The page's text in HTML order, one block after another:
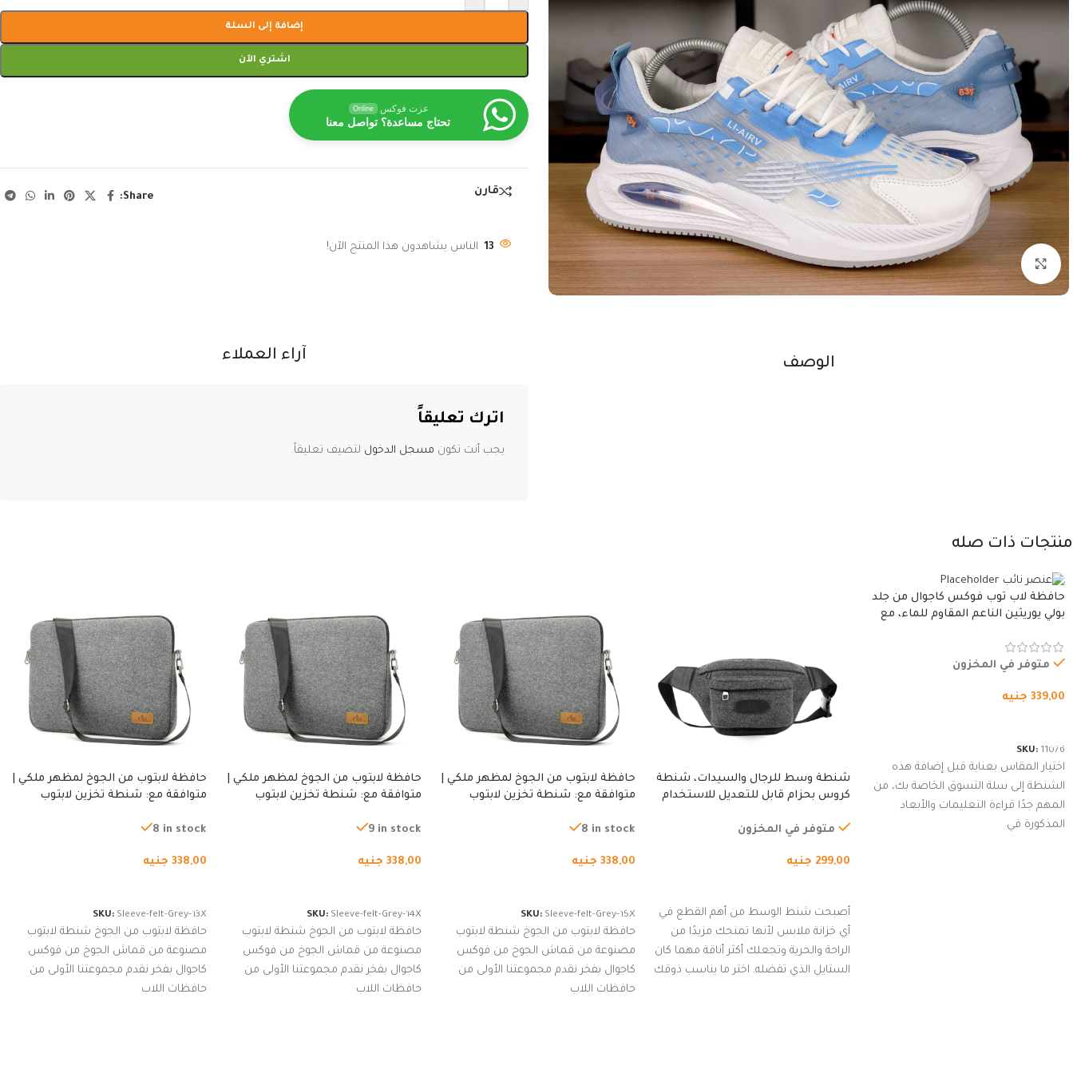
اضغط للتكبير
إضافة إلى السلة
اشتري الآن
عزت فوكس Online
تحتاج مساعدة؟ تواصل معنا
قارن Share:
13 الناس يشاهدون هذا المنتج الآن!
الوصف آراء العملاء
اترك تعليقاً
يجب أنت تكون مسجل الدخول لتضيف تعليقاً.
منتجات ذات صله
حافظة لاب توب فوكس كاجوال من جلد
بولي يوريثين الناعم المقاوم للماء، مع
متوفر في المخزون
339,00 جنيه
SKU: 11076
اختيار المقاس بعناية قبل إضافة هذه
الشنطة إلى سلة التسوق الخاصة بك، من
المهم جدًا قراءة التعليمات والأبعاد
المذكورة في
شنطة وسط للرجال والسيدات، شنطة
كروس بحزام قابل للتعديل للاستخدام
المشي لمسافات طويلة، وركوب
متوفر في المخزون
299,00 جنيه
أصبحت شنط الوسط من أهم القطع في
أي خزانة ملابس لأنها تمنحك مزيدًا من
الراحة والحرية وتجعلك أكثر أناقة مهما كان
الستايل الذي تفضله. اختر ما يناسب ذوقك
حافظة لابتوب من الجوخ لمظهر ملكي |
متوافقة مع: شنطة تخزين لابتوب
من الجوخ لجهاز نوت بوك والتابلت،
8 in stock
338,00 جنيه
SKU: Sleeve-felt-Grey-15X
حافظة لابتوب من الجوخ شنطة لابتوب
مصنوعة من قماش الجوخ من فوكس
كاجوال بفخر نقدم مجموعتنا الأولى من
حافظات اللاب
حافظة لابتوب من الجوخ لمظهر ملكي |
متوافقة مع: شنطة تخزين لابتوب
من الجوخ لجهاز نوت بوك والتابلت،
9 in stock
338,00 جنيه
SKU: Sleeve-felt-Grey-14X
حافظة لابتوب من الجوخ شنطة لابتوب
مصنوعة من قماش الجوخ من فوكس
كاجوال بفخر نقدم مجموعتنا الأولى من
حافظات اللاب
حافظة لابتوب من الجوخ لمظهر ملكي |
متوافقة مع: شنطة تخزين لابتوب
من الجوخ لجهاز نوت بوك والتابلت،
8 in stock
338,00 جنيه
SKU: Sleeve-felt-Grey-13X
حافظة لابتوب من الجوخ شنطة لابتوب
مصنوعة من قماش الجوخ من فوكس
كاجوال بفخر نقدم مجموعتنا الأولى من
حافظات اللاب